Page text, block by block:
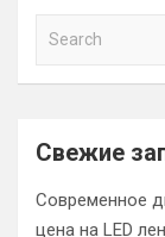
a
c
Свежие
Современное
цена на LED